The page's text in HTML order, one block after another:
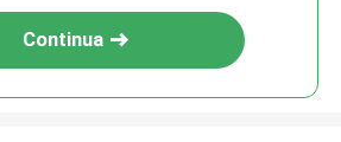
Continua